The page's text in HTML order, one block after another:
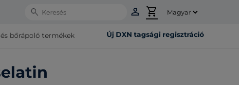
Search person shopping_cart
bőrápoló termékek Új DXN tagsági regisztráció